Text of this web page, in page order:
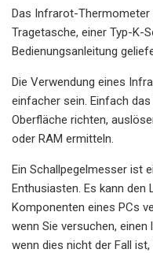
Das Infrarot-
Tragetasche, einer Typ-K-
Bedienungsanleitung
Die Verwendung eines
einfacher sein. Einfach
Oberfläche richten,
oder RAM ermitteln.
Ein Schallpegelmesser ist
Enthusiasten. Es kann den
Komponenten eines PCs
wenn Sie versuchen,
wenn dies nicht der Fall